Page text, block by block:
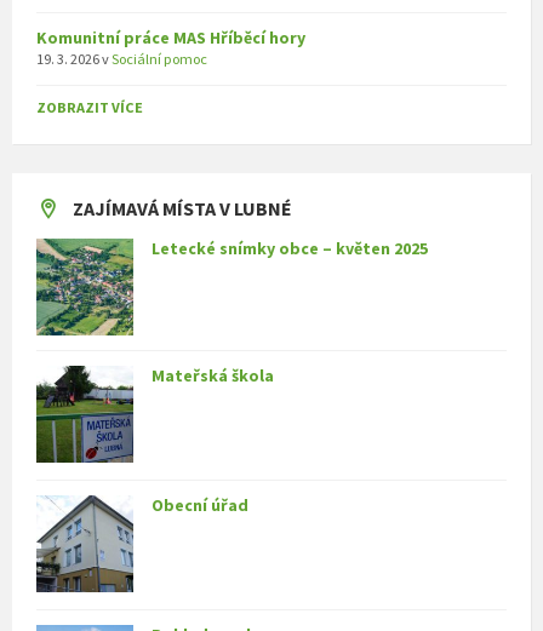
Komunitní práce MAS Hříběcí hory
19. 3. 2026vSociální pomoc
ZOBRAZIT VÍCE
ZAJÍMAVÁ MÍSTA V LUBNÉ
Letecké snímky obce – květen 2025
Mateřská škola
Obecní úřad